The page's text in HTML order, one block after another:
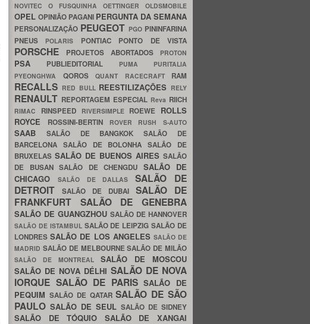
NOVITEC O FUSQUINHA OETTINGER OLDSMOBILE
OPEL OPINIÃO PAGANI PERGUNTA DA SEMANA
PERSONALIZAÇÃO PEUGEOT PGO PININFARINA
PNEUS
POLARIS PONTIAC PONTO DE VISTA
PORSCHE PROJETOS ABORTADOS PROTON
PSA PUBLIEDITORIAL PUMA PURITALIA
PYEONGHWA QOROS QUANT RACECRAFT RAM
RECALLS RED BULL REESTILIZAÇÕES RELY
RENAULT REPORTAGEM ESPECIAL Reva RIICH
RIMAC RINSPEED RIVERSIMPLE ROEWE ROLLS
ROYCE
ROSSINI-BERTIN ROVER RUSH S-AUTO
SAAB SALÃO DE BANGKOKSALÃO DE
BARCELONA SALÃO DE BOLONHASALÃO DE
BRUXELAS SALÃO DE BUENOS AIRES SALÃO
DE BUSAN SALÃO DE CHENGDU SALÃO DE
CHICAGO
SALÃO DE DALLASSALÃO DE
DETROIT
SALÃO DE DUBAI SALÃO DE
FRANKFURT SALÃO DE GENEBRA
SALÃO DE GUANGZHOU SALÃO DE HANNOVER
SALÃO DE ISTAMBUL SALÃO DE LEIPZIGSALÃO DE
LONDRESSALÃO DE LOS ANGELES SALÃO DE
MADRID SALÃO DE MELBOURNESALÃO DE MILÃO
SALÃO DE MONTREAL SALÃO DE MOSCOU
SALÃO DE NOVA DÉLHI SALÃO DE NOVA
IORQUE SALÃO DE PARISSALÃO DE
PEQUIM SALÃO DE QATARSALÃO DE SÃO
PAULO SALÃO DE SEUL SALÃO DE SIDNEY
SALÃO DE TÓQUIO SALÃO DE XANGAI